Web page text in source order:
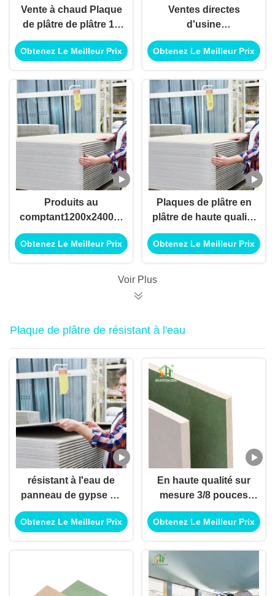
Vente à chaud Plaque
de plâtre de plâtre 18
mm de plâtre non
combustible
Obtenez Le Meilleur Prix
Ventes directes
d'usine
1220X2440Mm Plaque
de roche et de plâtre
non combustibles
Obtenez Le Meilleur Prix
Produits au
comptant1200x2400mm
Résistance au
mauvais usage
Obtenez Le Meilleur Prix
Plaques de plâtre en
plâtre de haute qualité
4X8Ft 12Mm Plaques
de plâtre plafond
Obtenez Le Meilleur Prix
Voir Plus
Plaque de plâtre de résistant à l'eau
résistant à l'eau de
panneau de gypse de
4x8 12mm pour le
plafond décoratif
Obtenez Le Meilleur Prix
En haute qualité sur
mesure 3/8 pouces
1/2 pouces panneau
de plâtre en plâtre
plaque de plâtre
Obtenez Le Meilleur Prix